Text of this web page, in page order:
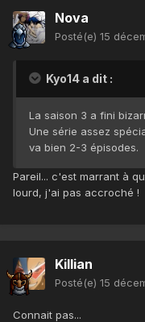
Nova
Posté(e) 15
Kyo14 a dit :
La saison 3 a fini
Une série assez
va bien 2-3 épisodes.
Pareil... c'est marrant à
lourd, j'ai pas accroché !
Killian
Posté(e) 15
Connait pas...